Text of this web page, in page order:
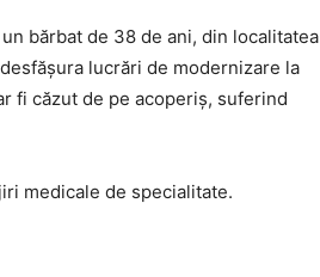
bărbat de 38 de ani, din localitatea
lucrări de modernizare la
fi căzut de pe acoperiș, suferind
medicale de specialitate.